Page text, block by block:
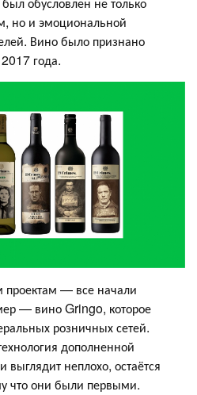
но и эмоциональной
Вино было признано
года.
проектам — все начали
— вино Gringo, которое
розничных сетей.
дополненной
выглядит неплохо, остаётся
что они были первыми.